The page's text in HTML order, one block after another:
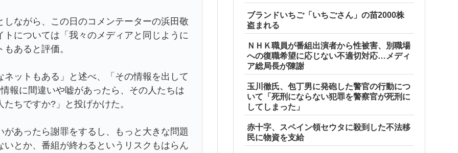
ながら、この日のコメンテーターの浜田敬
については「我々のメディアと同じように
あると評価。
ットもある」と述べ、「その情報を出して
報に間違いや嘘があったら、その人たちは
ちですか?」と投げかけた。
あったら謝罪をするし、もっと大きな問題
とか、番組が終わるというリスクもはらん
ブランドいちご「いちごさん」の苗2000株
盗まれる
ＮＨＫ職員が番組出演者から性被害、別職場
への復職希望に応じない不適切対応…メディ
ア総局長が陳謝
玉川徹氏、包丁男に発砲した警官の行動につ
いて「死刑にならない犯罪を警察官が死刑に
してしまった」
赤十字、スペイン領セウタに殺到した不法移
民に物資を支給